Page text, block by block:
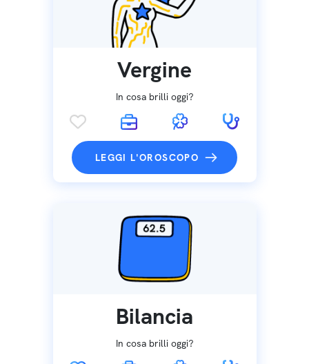
Vergine
In cosa brilli oggi?
LEGGI L'OROSCOPO
Bilancia
In cosa brilli oggi?